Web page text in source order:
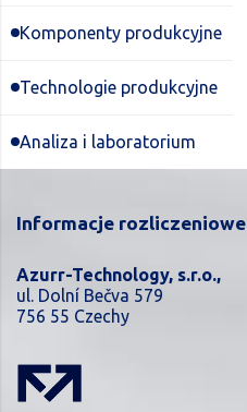
Komponenty produkcyjne
Technologie produkcyjne
Analiza i laboratorium
Informacje rozliczeniowe
Azurr-Technology, s.r.o.,
ul. Dolní Bečva 579
756 55 Czechy